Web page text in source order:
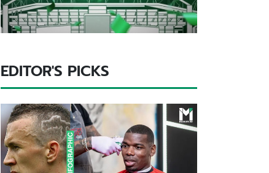
EDITOR'S PICKS